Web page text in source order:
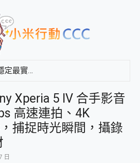
出門在外網路穩定最實在 「台灣大哥大」榮獲 4G/5G 在線率全球 NO.3 全台第一與全台六冠王實測心得，走到哪順到哪！
專為 PC上的 XBOX和掌機設計的 FireCuda X1070 SSD 固態硬碟開箱 評測
台灣製攝影機在這裡，100%全無線設計 SpotCam Solo Eco 太陽能防水雲端攝影機 SpotCam Solo 3 2.5K高畫質戶外攝影機 開箱 評測
電力超超超持久 MSI 微星 Prestige 14 AI+ D3MG-031TW 14吋 開箱評價，AI輕薄商務筆電 Copilot+ PC
超懂拍、耐用 AI 街拍機~ realme 16 Pro 開箱評價~ 2 億畫素 LumaColor 影像、持久續航與 IP69K 高防護
Xperia 5 IV 合手影音
高速連拍、4K
捕捉時光瞬間，攝錄
日